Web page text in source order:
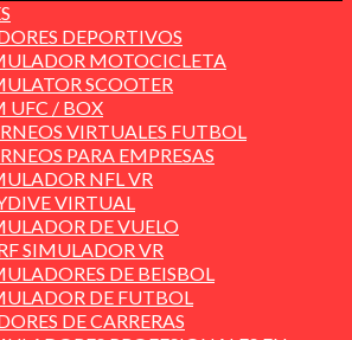
DEPORTIVOS
MOTOCICLETA
SCOOTER
UFC / BOX
VIRTUALES FUTBOL
PARA EMPRESAS
NFL VR
VIRTUAL
DE VUELO
SIMULADOR VR
DE BEISBOL
DE FUTBOL
DE CARRERAS